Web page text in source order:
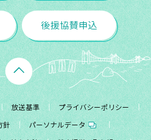
後援協賛申込
放送基準
プライバシーポリシー
針
パーソナルデータ